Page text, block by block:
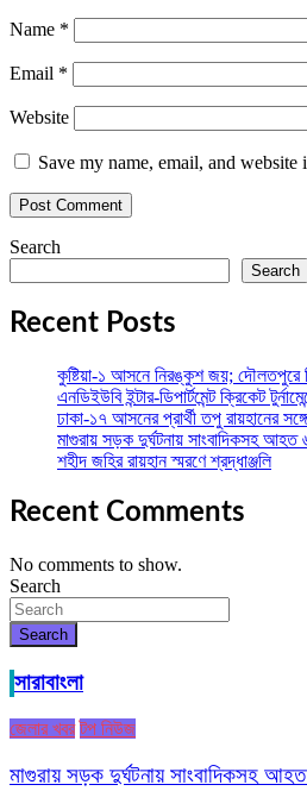
Name *
Email *
Website
Save my name, email, and
Search
Search
Recent Posts
কুষ্টিয়া-১ আসনে নিরঙ্কুশ জয়; দৌলতপুরে
এনডিইউবি ইন্টার-ডিপার্টমেন্ট ক্রিকেট
ঢাকা-১৭ আসনের প্রার্থী তপু রায়হানের
মাগুরায় সড়ক দুর্ঘটনায় সাংবাদিকসহ আহত
শহীদ জহির রায়হান স্মরণে শ্রদ্ধাঞ্জলি
Recent Comments
No comments to show.
Search
Search
সারাবাংলা
জেলার খবর টপ নিউজ
মাগুরায় সড়ক দুর্ঘটনায় সাংবাদিকসহ